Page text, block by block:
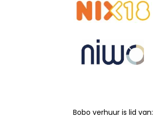
Bobo verhuur is lid van: